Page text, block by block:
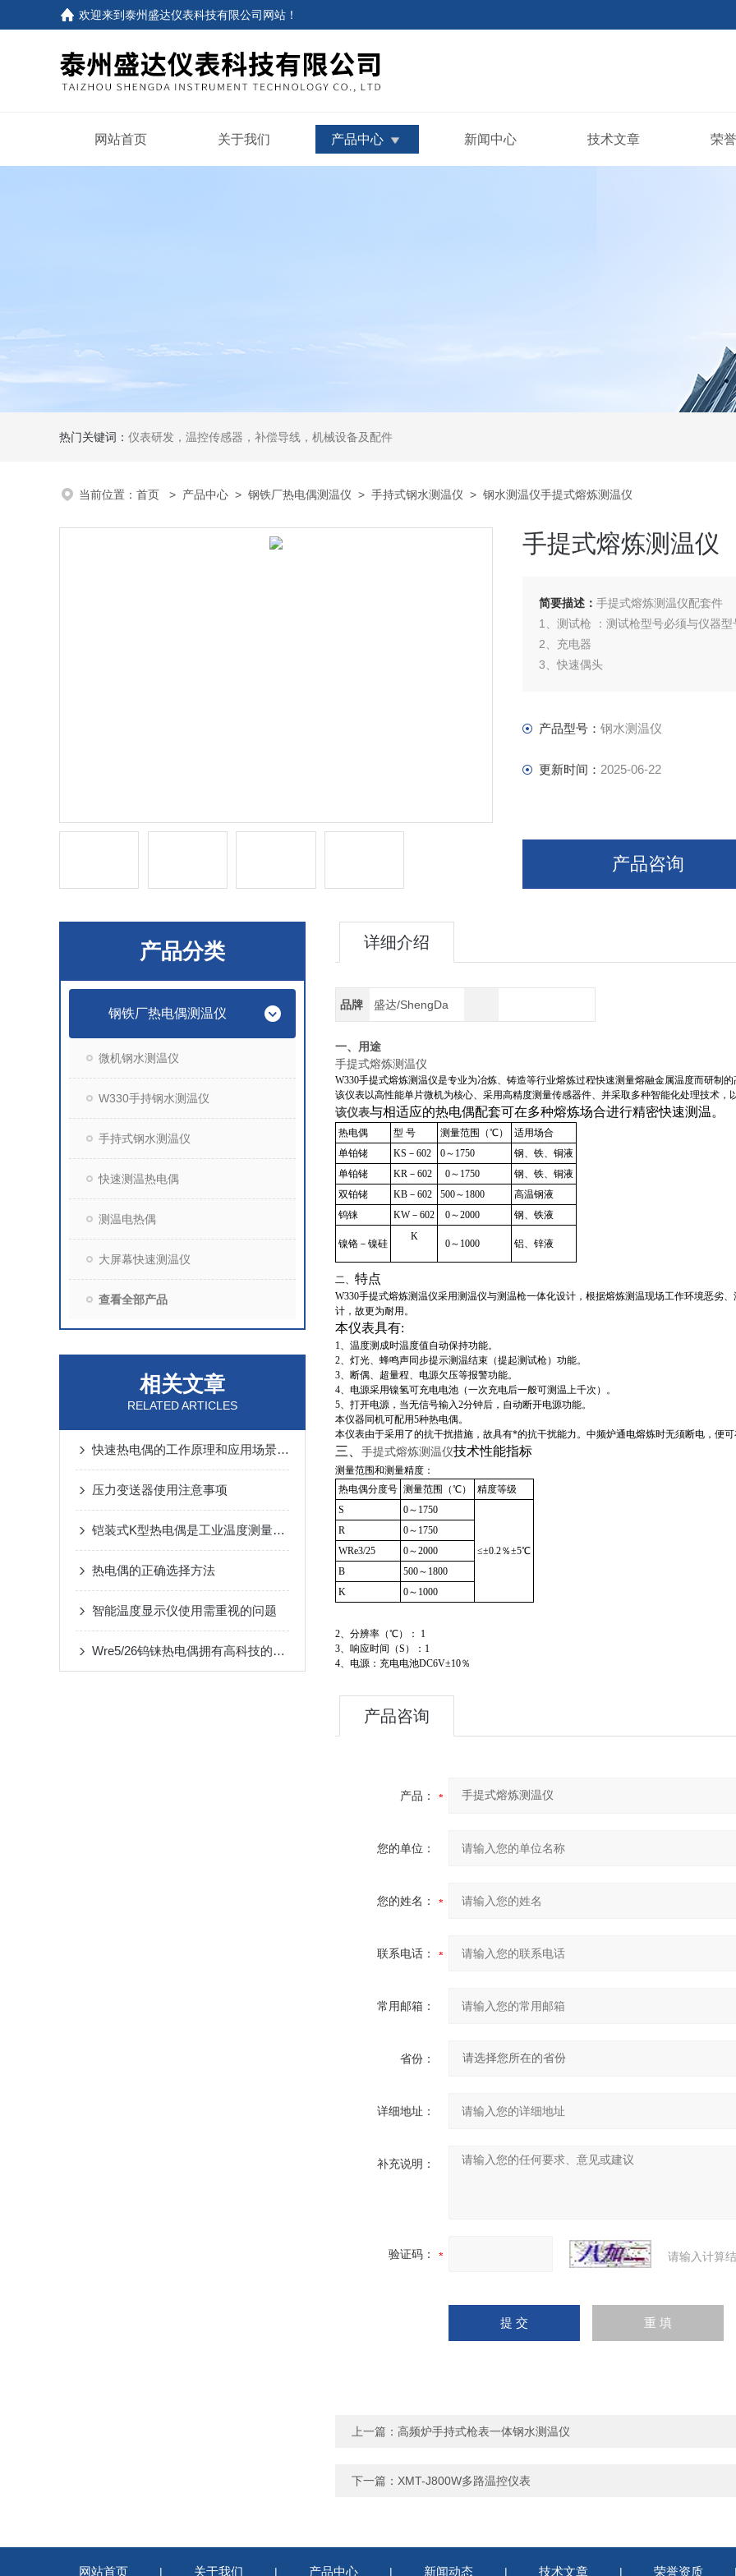
欢迎来到泰州盛达仪表科技有限公司网站 ！
网站首页 关于我们 产品中心 新闻中心 技术文章 荣
热门关键词： 仪表研发，温控传感器，补偿导线，机械设备及配件
当前位置： 首页 > 产品中心 > 钢铁厂热电偶测温仪 > 手持式钢水测温仪 > 钢水测温仪手提式熔炼测温仪
手提式熔炼测温仪
简要描述： 手提式熔炼测温仪配套件
1、测试枪 ：测试枪型号必须与仪器
2、充电器
3、快速偶头
产品型号： 钢水测温仪
更新时间： 2025-06-22
产品咨询
产品分类
钢铁厂热电偶测温仪
微机钢水测温仪
W330手持钢水测温仪
手持式钢水测温仪
快速测温热电偶
测温电热偶
大屏幕快速测温仪
查看全部产品
相关文章
RELATED ARTICLES
快速热电偶的工作原理和应用场景有哪些？
压力变送器使用注意事项
铠装式K型热电偶是工业温度测量的可靠伙伴
热电偶的正确选择方法
智能温度显示仪使用需重视的问题
Wre5/26钨铼热电偶拥有高科技的设计
详细介绍
品牌 盛达/ShengDa
一、用途
手提式熔炼测温仪
W330手提式熔炼测温仪是专业为冶炼、铸造等行业熔炼过程快速测量熔融金属温度而研制
该仪表以高性能单片微机为核心、采用高精度测量传感器件、并采取多种智能化处理技术
该仪表与相适应的热电偶配套可在多种熔炼场合进行精密快速测温。
热电偶 型 号 测量范围（℃）
适用场合
单铂铑
KS－602 0～1750
钢、铁、铜液
单铂铑
KR－602 0～1750
钢、铁、铜液
双铂铑
KB－602 500～1800
高温钢液
钨铼
KW－602 0～2000 钢、铁液
镍铬－镍硅
K
0～1000 铝、锌液
二、 特点
W330手提式熔炼测温仪采用测温仪与测温枪一体化设计，根据熔炼测温现场工作环境恶劣
计，故更为耐用。
本仪表具有:
1、温度测成时温度值自动保持功能。
2、灯光、蜂鸣声同步提示测温结束（提起测试枪）功能。
3、断偶、超量程、电源欠压等报警功能。
4、电源采用镍氢可充电电池（一次充电后一般可测温上千次）。
5、打开电源，当无信号输入2分钟后，自动断开电源功能。
本仪器同机可配用5种热电偶。
本仪表由于采用了的抗干扰措施，故具有*的抗干扰能力。中频炉通电熔炼时无须断电，便
三、 手提式熔炼测温仪技术性能指标
测量范围和测量精度：
热电偶分度号 测量范围（℃）
精度等级
S
0～1750
≤±0.2％±5℃
R
0～1750
WRe3/25
0～2000
B
500～1800
K
0～1000
2、分辨率（℃）： 1
3、响应时间（S）：1
4、电源：充电电池DC6V±10％
产品咨询
产品：
您的单位：
您的姓名：
联系电话：
常用邮箱：
省份：
详细地址：
补充说明：
验证码： 请输入计算
上一篇： 高频炉手持式枪表一体钢水测温仪
下一篇： XMT-J800W多路温控仪表
网站首页 | 关于我们 | 产品中心 | 新闻动态 | 技术文章 | 荣誉资质